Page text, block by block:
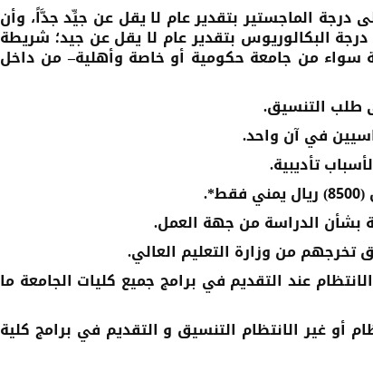
درجة الماجستير بتقدير عام لا يقل عن جيِّد جدَّاً، وأن
البكالوريوس بتقدير عام لا يقل عن جيد؛ شريطة
سواء من جامعة حكومية أو خاصة وأهلية– من داخل
طلب التنسيق.
في آن واحد.
تأديبية.
بشأن الدراسة من جهة العمل.
تخرجهم من وزارة التعليم العالي.
عند التقديم في برامج جميع كليات الجامعة ما
أو غير الانتظام التنسيق و التقديم في برامج كلية